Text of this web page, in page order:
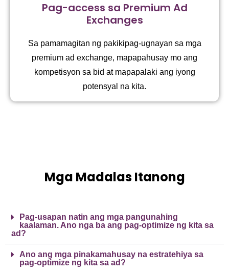
Pag-access sa Premium Ad
Exchanges
Sa pamamagitan ng pakikipag-ugnayan sa mga
premium ad exchange, mapapahusay mo ang
kompetisyon sa bid at mapapalaki ang iyong
potensyal na kita.
Mga Madalas Itanong
Pag-usapan natin ang mga pangunahing
kaalaman. Ano nga ba ang pag-optimize ng kita sa
ad?
Ano ang mga pinakamahusay na estratehiya sa
pag-optimize ng kita sa ad?